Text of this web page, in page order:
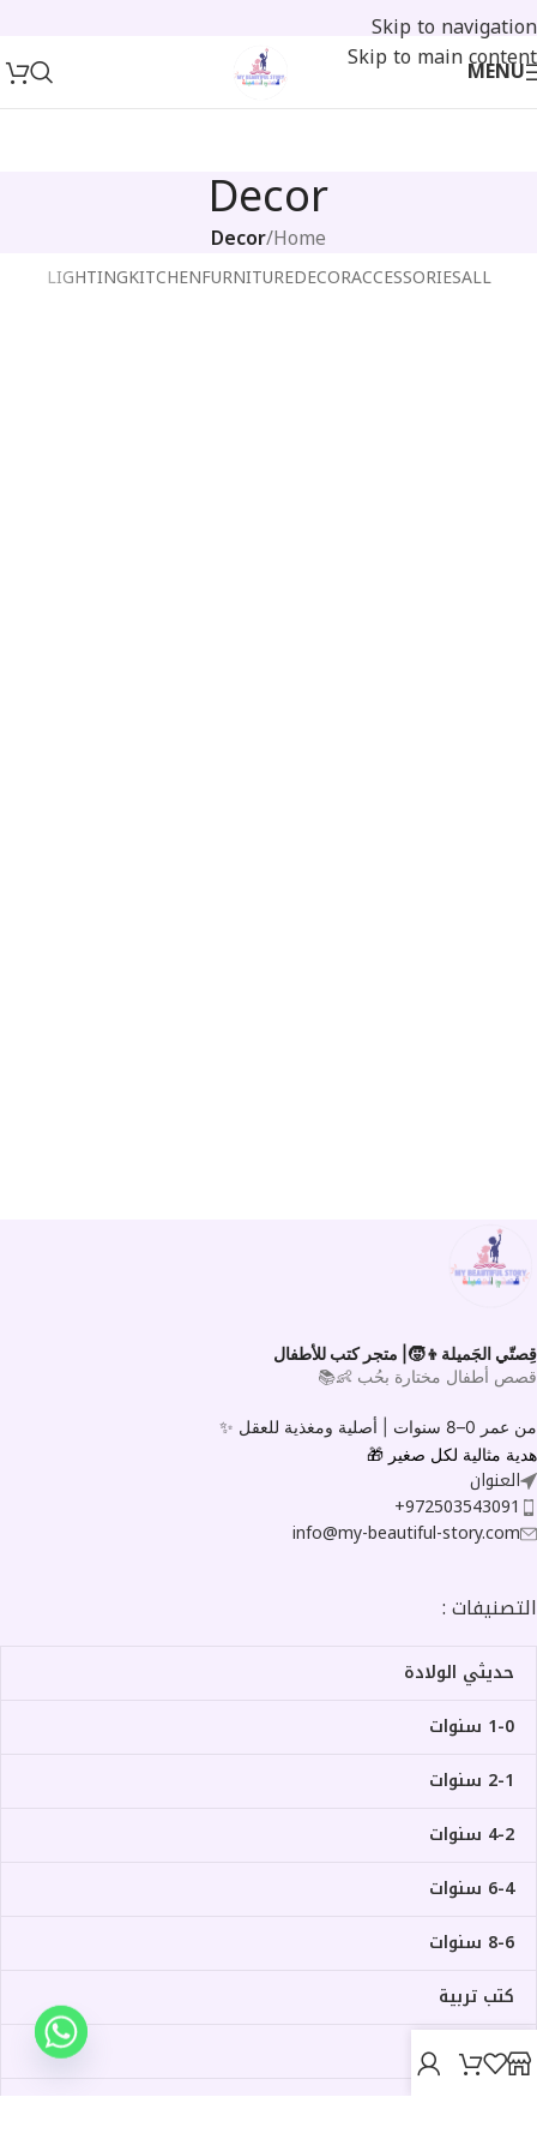
Skip to navigation
Skip to main content
MENU
Decor
Home
/
Decor
ALL
ACCESSORIES
DECOR
FURNITURE
KITCHEN
LIGHTING
قِصتّي الجَميلة👦🧒| متجر كتب للأطفال
قصص أطفال مختارة بحُب 👶📚
من عمر 0–8 سنوات |
أصلية ومغذية للعقل ✨
هدية مثالية لكل صغير 🎁
العنوان
972503543091+
info@my-beautiful-story.com
التصنيفات :
حديثي الولادة
1-0 سنوات
2-1 سنوات
4-2 سنوات
6-4 سنوات
8-6 سنوات
كتب تربية
ألعاب